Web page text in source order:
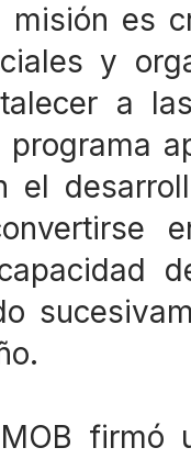
misión es
y
a
programa
el
firmó